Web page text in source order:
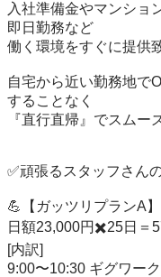
入社準備金やマンショ
即日勤務など
働く環境をすぐに提供
自宅から近い勤務地で
することなく
『直行直帰』でスムー
✅頑張るスタッフさん
💪【ガッツリプランA】
日額23,000円✖️25日＝
[内訳]
9:00〜10:30 ギグワーク